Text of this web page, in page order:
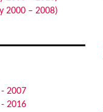
2000 – 2008)
2007
2016